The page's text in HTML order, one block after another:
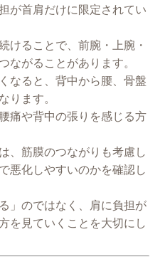
が首肩だけに限定されてい
けることで、前腕・上腕・
ながることがあります。
なると、背中から腰、骨盤
ります。
痛や背中の張りを感じる方
、筋膜のつながりも考慮し
悪化しやすいのかを確認し
」のではなく、肩に負担が
を見ていくことを大切にし